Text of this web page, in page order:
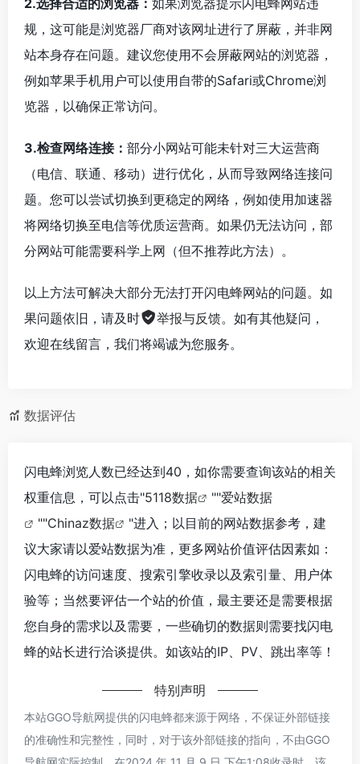
规，这可能是浏览器厂商对该网址进行了屏蔽，并非网
站本身存在问题。建议您使用不会屏蔽网站的浏览器，
例如苹果手机用户可以使用自带的Safari或Chrome浏
览器，以确保正常访问。
3.检查网络连接： 部分小网站可能未针对三大运营商
（电信、联通、移动）进行优化，从而导致网络连接问
题。您可以尝试切换到更稳定的网络，例如使用加速器
将网络切换至电信等优质运营商。如果仍无法访问，部
分网站可能需要科学上网（但不推荐此方法）。
以上方法可解决大部分无法打开闪电蜂网站的问题。如
果问题依旧，请及时
举报与反馈。如有其他疑问，
欢迎在线留言，我们将竭诚为您服务。
数据评估
闪电蜂浏览人数已经达到40，如你需要查询该站的相关
权重信息，可以点击"5118数据 ""爱站数据
""Chinaz数据
"进入；以目前的网站数据参考，建
议大家请以爱站数据为准，更多网站价值评估因素如：
闪电蜂的访问速度、搜索引擎收录以及索引量、用户体
验等；当然要评估一个站的价值，最主要还是需要根据
您自身的需求以及需要，一些确切的数据则需要找闪电
蜂的站长进行洽谈提供。如该站的IP、PV、跳出率等！
特别声明
本站GGO导航网提供的闪电蜂都来源于网络，不保证外部链接
的准确性和完整性，同时，对于该外部链接的指向，不由GGO